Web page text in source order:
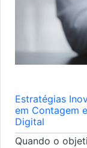
Estratégias
em Contagem
Digital
Quando o